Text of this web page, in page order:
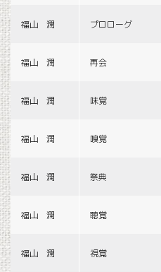
福山 潤 プロローグ
福山 潤 再会
福山 潤 味覚
福山 潤 嗅覚
福山 潤 祭典
福山 潤 聴覚
福山 潤 視覚